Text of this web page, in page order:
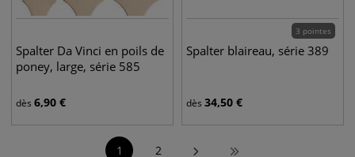
Spalter Da Vinci en poils de
poney, large, série 585
dès 6,90 €
3 pointes
Spalter blaireau, série 389
dès 34,50 €
1 2